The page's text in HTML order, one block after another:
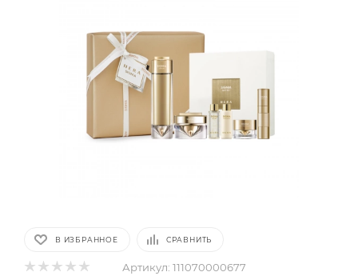
В ИЗБРАННОЕ СРАВНИТЬ
Артикул: 111070000677